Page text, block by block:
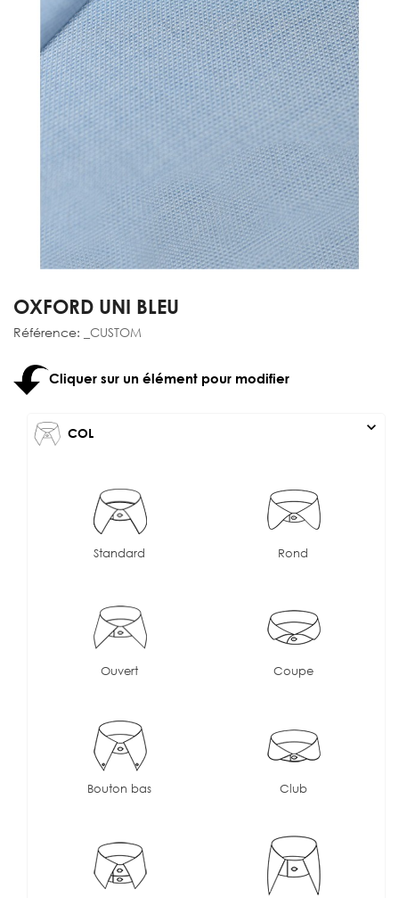
OXFORD UNI BLEU
Référence: _CUSTOM
Cliquer sur un élément pour modifier
COL expand_more
Standard Rond
Ouvert Coupe
Bouton bas Club